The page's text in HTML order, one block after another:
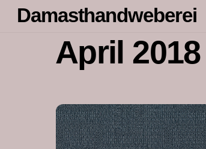
SkipDamasthandweberei
April 2018